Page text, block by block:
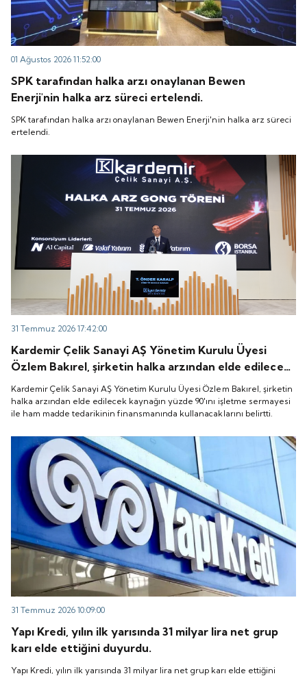
01 Ağustos 2026 11:52:00
SPK tarafından halka arzı onaylanan Bewen
Enerji'nin halka arz süreci ertelendi.
SPK tarafından halka arzı onaylanan Bewen Enerji'nin halka arz süreci
ertelendi.
31 Temmuz 2026 17:42:00
Kardemir Çelik Sanayi AŞ Yönetim Kurulu Üyesi
Özlem Bakırel, şirketin halka arzından elde edilecek
kaynağın yüzde 90'ını işletme sermayesi ile ham
madde tedarikinin finansmanında kullanacaklarını
belirtti.
Kardemir Çelik Sanayi AŞ Yönetim Kurulu Üyesi Özlem Bakırel, şirketin
halka arzından elde edilecek kaynağın yüzde 90'ını işletme sermayesi
ile ham madde tedarikinin finansmanında kullanacaklarını belirtti.
31 Temmuz 2026 10:09:00
Yapı Kredi, yılın ilk yarısında 31 milyar lira net grup
karı elde ettiğini duyurdu.
Yapı Kredi, yılın ilk yarısında 31 milyar lira net grup karı elde ettiğini